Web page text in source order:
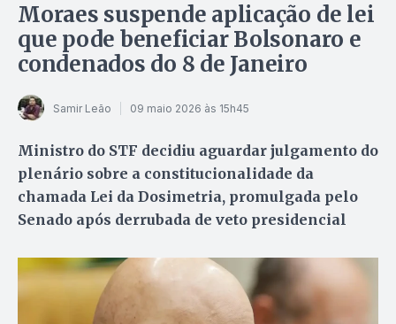
Moraes suspende aplicação de lei
que pode beneficiar Bolsonaro e
condenados do 8 de Janeiro
Samir Leão 09 maio 2026 às 15h45
Ministro do STF decidiu aguardar julgamento do
plenário sobre a constitucionalidade da
chamada Lei da Dosimetria, promulgada pelo
Senado após derrubada de veto presidencial